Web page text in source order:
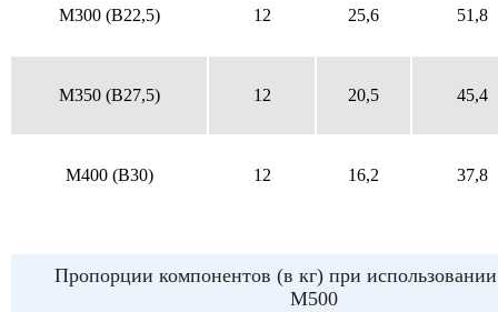
M300 (B22,5) 12 25,6 51,8
M350 (B27,5) 12 20,5 45,4
M400 (B30) 12 16,2 37,8
Пропорции компонентов (в кг) при
М500